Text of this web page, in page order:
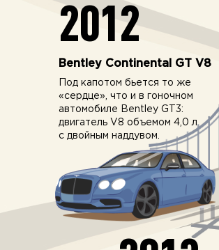
2012
Bentley Continental GT V8
Под капотом бьется то же
«сердце», что и в гоночном
автомобиле Bentley GT3:
двигатель V8 объемом 4,0 л
c двойным наддувом.